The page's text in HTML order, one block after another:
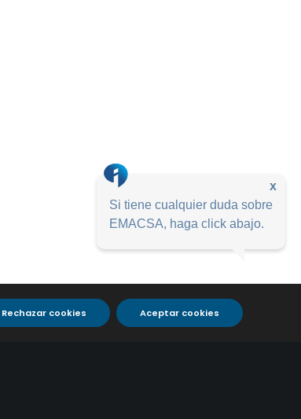
Aceptar cookies
Rechazar cookies
x
Si tiene cualquier duda sobre
EMACSA, haga click abajo.